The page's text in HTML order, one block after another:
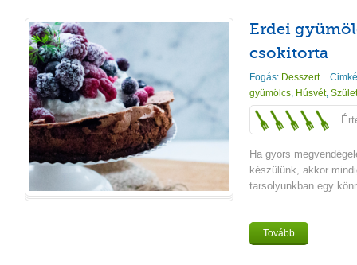
Erdei
csokitorta
Fogás: Desszert
gyümölcs, Húsvét,
Ha gyors
készülünk, akkor
tarsolyunkban egy
...
Tovább